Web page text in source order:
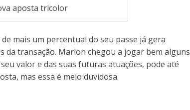
aposta tricolor
mais um percentual do seu passe já gera
da transação. Marlon chegou a jogar bem alguns
valor e das suas futuras atuações, pode até
mas essa é meio duvidosa.